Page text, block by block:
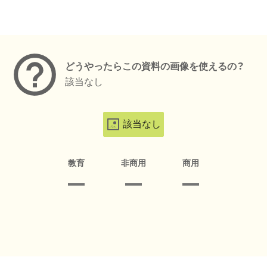
どうやったらこの資料の画像を使えるの？
該当なし
該当なし
教育 非商用 商用